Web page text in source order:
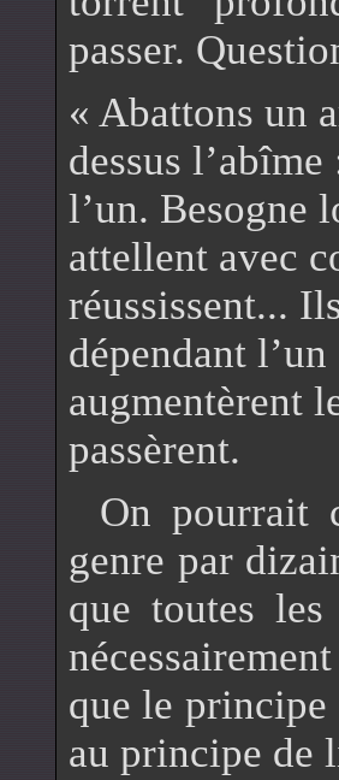
passer.
« Abattons un
dessus
l’un. Besogne
attellent avec
réussissent...
dépendant
augmentèrent
passèrent.
On pourrait
genre par
que toutes
que le principe
au principe de